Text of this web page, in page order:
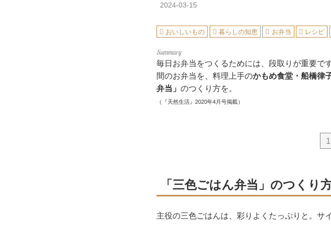
2024-03-15
おいしいもの 暮らしの知恵 お弁当 レシピ
毎日お弁当をつくるためには、段取りが重要で
間のお弁当を、料理上手のかもめ食堂・船橋律
弁当」 のつくり方を。
（『天然生活』2020年4月号掲載）
1
「三色ごはん弁当」のつくり
主役の三色ごはんは、彩りよくたっぷりと。サ